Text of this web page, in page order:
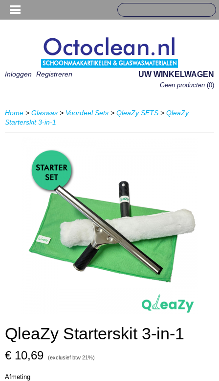
Inloggen Registreren UW WINKELWAGEN
Geen producten (0)
Home > Glaswas > Voordeel Sets > QleaZy SETS > QleaZy
Starterskit 3-in-1
QleaZy Starterskit 3-in-1
€ 10,69 (exclusief btw 21%)
Afmeting